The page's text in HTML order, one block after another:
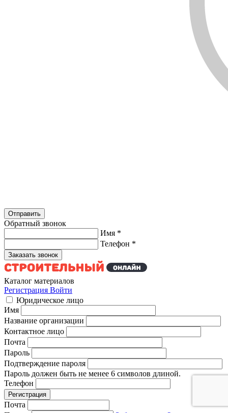
Обратный звонок
Имя *
Телефон *
Каталог материалов
Регистрация Войти
Юридическое лицо
Имя
Название организации
Контактное лицо
Почта
Пароль
Подтверждение пароля
Пароль должен быть не менее 6 символов длиной.
Телефон
Почта